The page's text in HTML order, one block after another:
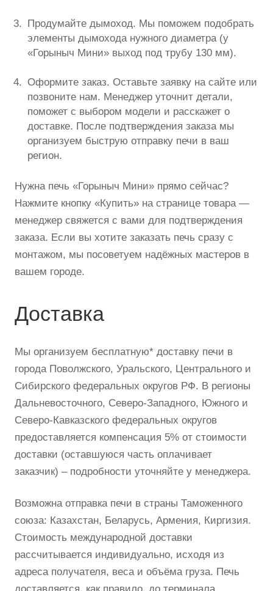
Продумайте дымоход. Мы поможем подобрать
элементы дымохода нужного диаметра (у
«Горыныч Мини» выход под трубу 130 мм).
Оформите заказ. Оставьте заявку на сайте или
позвоните нам. Менеджер уточнит детали,
поможет с выбором модели и расскажет о
доставке. После подтверждения заказа мы
организуем быструю отправку печи в ваш
регион.
Нужна печь «Горыныч Мини» прямо сейчас?
Нажмите кнопку «Купить» на странице товара —
менеджер свяжется с вами для подтверждения
заказа. Если вы хотите заказать печь сразу с
монтажом, мы посоветуем надёжных мастеров в
вашем городе.
Доставка
Мы организуем бесплатную* доставку печи в
города Поволжского, Уральского, Центрального и
Сибирского федеральных округов РФ. В регионы
Дальневосточного, Северо-Западного, Южного и
Северо-Кавказского федеральных округов
предоставляется компенсация 5% от стоимости
доставки (оставшуюся часть оплачивает
заказчик) – подробности уточняйте у менеджера.
Возможна отправка печи в страны Таможенного
союза: Казахстан, Беларусь, Армения, Киргизия.
Стоимость международной доставки
рассчитывается индивидуально, исходя из
адреса получателя, веса и объёма груза. Печь